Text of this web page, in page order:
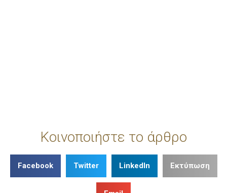
Κοινοποιήστε το άρθρο
Facebook Twitter LinkedIn Εκτύπωση